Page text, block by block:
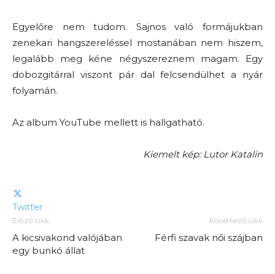
Egyelőre nem tudom. Sajnos való formájukban
zenekari hangszereléssel mostanában nem hiszem,
legalább meg kéne négyszereznem magam. Egy
dobozgitárral viszont pár dal felcsendülhet a nyár
folyamán.
Az album YouTube mellett is hallgatható.
Kiemelt kép: Lutor Katalin
Twitter
Előző cikk
A kicsivakond valójában
egy bunkó állat
Következő cikk
Férfi szavak női szájban